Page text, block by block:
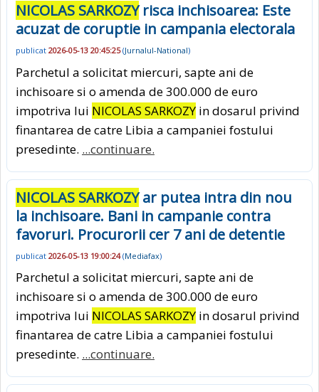
NICOLAS SARKOZYrisca inchisoarea: Este
acuzat de coruptie in campania electorala
publicat 2026-05-13 20:45:25(Jurnalul-National)
Parchetul a solicitat miercuri, sapte ani de
inchisoare si o amenda de 300.000 de euro
impotriva lui NICOLAS SARKOZY in dosarul privind
finantarea de catre Libia a campaniei fostului
presedinte. ...continuare.
NICOLAS SARKOZYar putea intra din nou
la inchisoare. Bani in campanie contra
favoruri. Procurorii cer 7 ani de detentie
publicat 2026-05-13 19:00:24(Mediafax)
Parchetul a solicitat miercuri, sapte ani de
inchisoare si o amenda de 300.000 de euro
impotriva lui NICOLAS SARKOZY in dosarul privind
finantarea de catre Libia a campaniei fostului
presedinte. ...continuare.